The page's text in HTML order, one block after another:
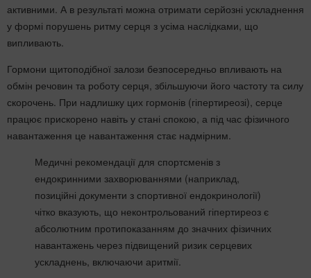
активними. А в результаті можна отримати серйозні ускладнення
у формі порушень ритму серця з усіма наслідками, що
випливають.
Гормони щитоподібної залози безпосередньо впливають на
обмін речовин та роботу серця, збільшуючи його частоту та силу
скорочень. При надлишку цих гормонів (гіпертиреозі), серце
працює прискорено навіть у стані спокою, а під час фізичного
навантаження це навантаження стає надмірним.
Медичні рекомендації для спортсменів з
ендокринними захворюваннями (наприклад,
позиційні документи з спортивної ендокринології)
чітко вказують, що неконтрольований гіпертиреоз є
абсолютним протипоказанням до значних фізичних
навантажень через підвищений ризик серцевих
ускладнень, включаючи аритмії.